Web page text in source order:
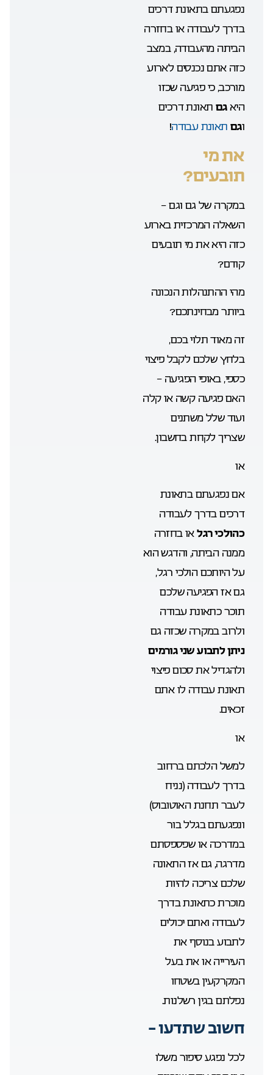
נפגעתם בתאונת דרכים
בדרך לעבודה או בחזרה
הביתה מהעבודה, במצב
כזה אתם נכנסים לארוע
מורכב, כי פגיעה שכזו
היאגם תאונת דרכים
וגם תאונת עבודה!
את מי
תובעים?
במקרה של גם וגם –
השאלה המרכזית בארוע
כזה היא את מי תובעים
קודם?
מהי ההתנהלות הנכונה
ביותר מבחינתכם?
זה מאוד תלוי בכם,
בלחץ שלכם לקבל פיצוי
כספי, באופי הפגיעה –
האם פגיעה קשה או קלה
ועוד שלל משתנים
שצריך לקחת בחשבון.
או
אם נפגעתם בתאונת
דרכים בדרך לעבודה
כהולכי רגלאו בחזרה
ממנה הביתה, והדגש הוא
על היותכם הולכי רגל,
גם אז הפגיעה שלכם
תוכר כתאונת עבודה
ולרוב במקרה שכזה גם
ניתן לתבוע שני גורמים
ולהגדיל את סכום פיצוי
תאונת עבודה לו אתם
זכאים.
או
למשל הלכתם ברחוב
בדרך לעבודה (נניח
לעבר תחנת האוטובוס)
ונפגעתם בגלל בור
במדרכה או שפספסתם
מדרגה, גם אז התאונה
שלכם צריכה להיות
מוכרת כתאונת בדרך
לעבודה ואתם יכולים
לתבוע בנוסף את
העירייה או את בעל
המקרקעין בשטחו
נפלתם בגין רשלנות.
חשוב שתדעו–
לכל נפגע סיפור משלו